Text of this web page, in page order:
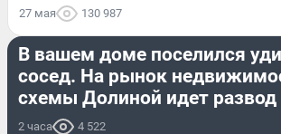
27 мая 130 987
НЕДВИЖИМОСТЬ
В вашем доме поселился
сосед. На рынок
схемы Долиной идет развод
2 часа 4 522